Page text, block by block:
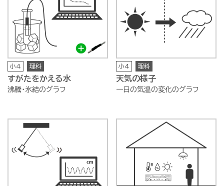
小4 理科
すがたをかえる水
沸騰・氷結のグラフ
小4 理科
天気の様子
一日の気温の変化のグラフ